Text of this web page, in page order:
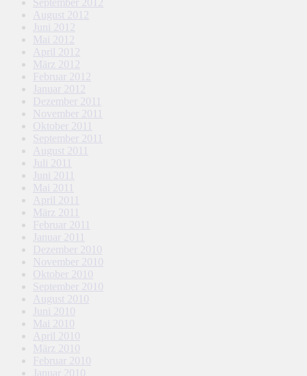
September 2012
August 2012
Juni 2012
Mai 2012
April 2012
März 2012
Februar 2012
Januar 2012
Dezember 2011
November 2011
Oktober 2011
September 2011
August 2011
Juli 2011
Juni 2011
Mai 2011
April 2011
März 2011
Februar 2011
Januar 2011
Dezember 2010
November 2010
Oktober 2010
September 2010
August 2010
Juni 2010
Mai 2010
April 2010
März 2010
Februar 2010
Januar 2010